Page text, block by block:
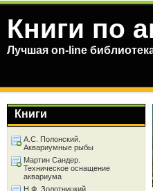
Книги по
Лучшая on-line
Книги
А.С. Полонский.
Аквариумные рыбы
Мартин Сандер.
Техническое оснащение
аквариума
Н.Ф. Золотницкий.